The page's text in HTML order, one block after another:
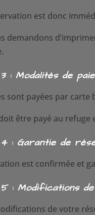
est donc
demandons
: Modalités de
sont payées par carte
être payé au refuge
: Garantie de
est confirmée et
: Modifications
de votre